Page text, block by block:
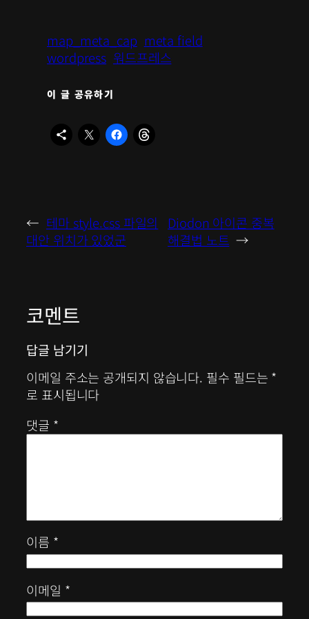
map_meta_cap meta field
wordpress 워드프레스
이 글 공유하기
← 테마 style.css 파일의
대안 위치가 있었군
Diodon 아이콘 중복
해결법 노트 →
코멘트
답글 남기기
이메일 주소는 공개되지 않습니다. 필수 필드는 *
로 표시됩니다
댓글 *
이름 *
이메일 *